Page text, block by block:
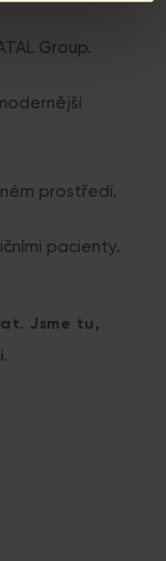
Group.
prostředí.
pacienty.
Jsme tu,